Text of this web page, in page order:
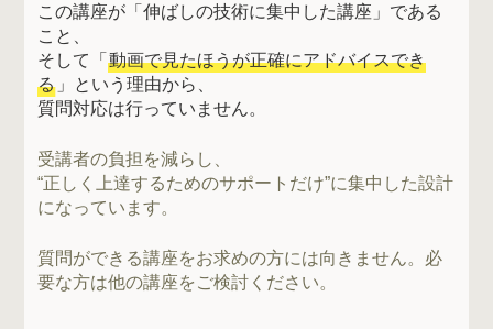
この講座が「伸ばしの技術に集中した講座」である
こと、
そして「動画で見たほうが正確にアドバイスでき
る 」という理由から、
質問対応は行っていません。
受講者の負担を減らし、
“正しく上達するためのサポートだけ”に集中した設計
になっています。
質問ができる講座をお求めの方には向きません。必
要な方は他の講座をご検討ください。